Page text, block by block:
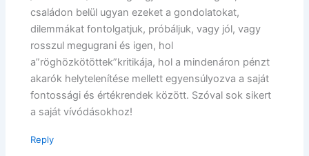
családon belül ugyan ezeket a gondolatokat,
dilemmákat fontolgatjuk, próbáljuk, vagy jól, vagy
rosszul megugrani és igen, hol
a”röghözkötöttek”kritikája, hol a mindenáron pénzt
akarók helytelenítése mellett egyensúlyozva a saját
fontossági és értékrendek között. Szóval sok sikert
a saját vívódásokhoz!
Reply